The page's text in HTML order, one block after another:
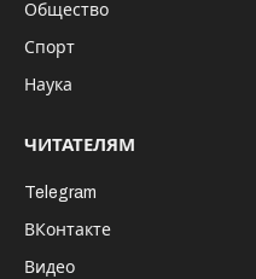
Общество
Спорт
Наука
ЧИТАТЕЛЯМ
Telegram
ВКонтакте
Видео